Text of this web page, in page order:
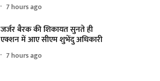
7 hours ago
जर्जर बैरक की शिकायत सुनते ही
एक्शन में आए सीएम शुभेंदु अधिकारी
7 hours ago